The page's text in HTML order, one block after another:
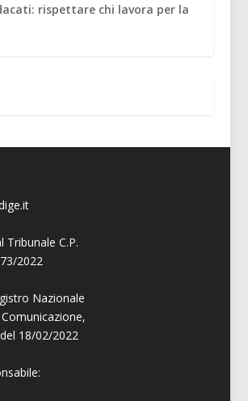
rispettare chi lavora per la
Tribunale C.P.
2022
Nazionale
18/02/2022